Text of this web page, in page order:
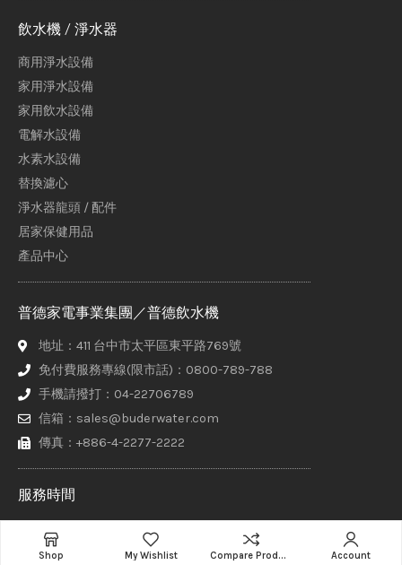
飲水機 / 淨水器
商用淨水設備
家用淨水設備
家用飲水設備
電解水設備
水素水設備
替換濾心
淨水器龍頭 / 配件
居家保健用品
產品中心
普德家電事業集團／普德飲水機
地址：411 台中市太平區東平路769號
免付費服務專線(限市話)：0800-789-788
手機請撥打：04-22706789
信箱：sales@buderwater.com
傳真：+886-4-2277-2222
服務時間
其他時間請於網站上方【聯絡普德】頁面填寫聯繫表單，客服專員
Shop My Wishlist Compare Products Account